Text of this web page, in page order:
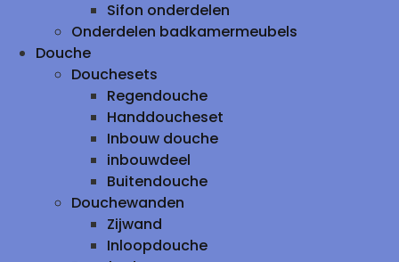
Sifon onderdelen
Onderdelen badkamermeubels
Douche
Douchesets
Regendouche
Handdoucheset
Inbouw douche
inbouwdeel
Buitendouche
Douchewanden
Zijwand
Inloopdouche